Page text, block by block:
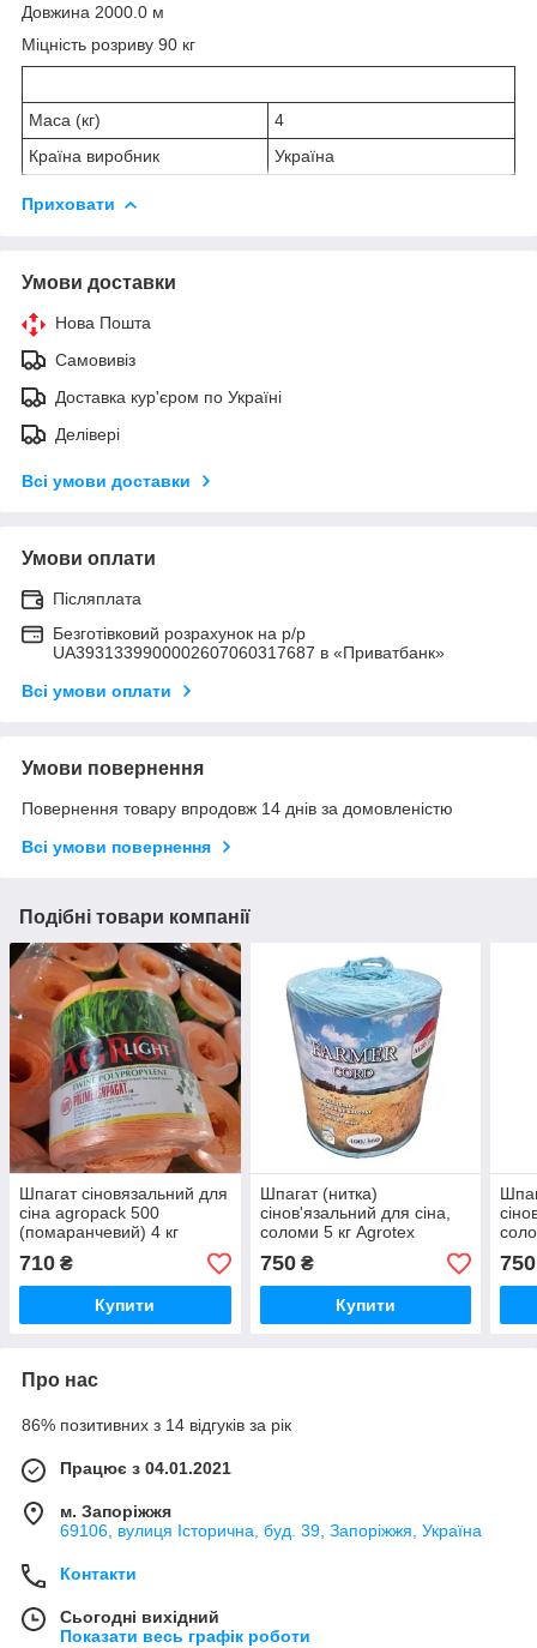
Довжина 2000.0 м
Міцність розриву 90 кг
Маса (кг)
4
Країна виробник
Україна
Приховати
Умови доставки
Нова Пошта
Самовивіз
Доставка кур'єром по Україні
Делівері
Всі умови доставки
Умови оплати
Післяплата
Безготівковий розрахунок на р/р
UA3931339900002607060317687 в «Приватбанк»
Всі умови оплати
Умови повернення
Повернення товару впродовж 14 днів за домовленістю
Всі умови повернення
Подібні товари компанії
Шпагат сіновязальний для
сіна agropack 500
(помаранчевий) 4 кг
710 ₴
Купити
Шпагат (нитка)
сінов'язальний для сіна,
соломи 5 кг Agrotex
(400/360) синій для
преспідбирача
750₴
Купити
750
Про нас
86% позитивних з 14 відгуків за рік
Працює з 04.01.2021
м. Запоріжжя
69106, вулиця Історична, буд. 39, Запоріжжя, Україна
Контакти
Сьогодні вихідний
Показати весь графік роботи